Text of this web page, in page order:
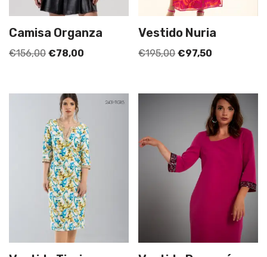
Camisa Organza
€156,00 €78,00
Vestido Nuria
€195,00 €97,50